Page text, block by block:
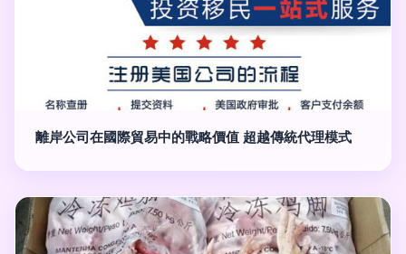
離岸公司在國際貿易中的戰略價值 超越傳統代理模式